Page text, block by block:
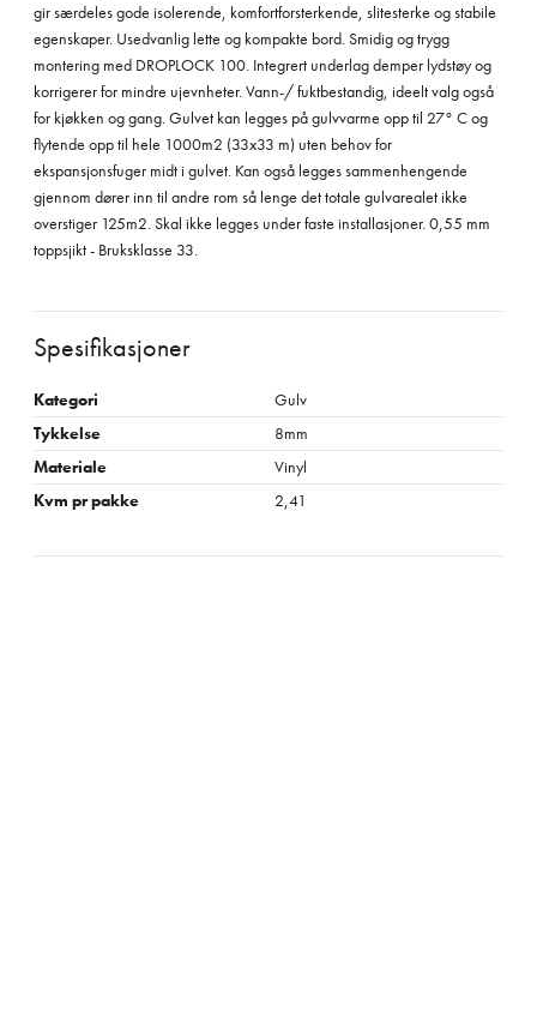
gir særdeles gode isolerende, komfortforsterkende, slitesterke og stabile
egenskaper. Usedvanlig lette og kompakte bord. Smidig og trygg
montering med DROPLOCK 100. Integrert underlag demper lydstøy og
korrigerer for mindre ujevnheter. Vann-/ fuktbestandig, ideelt valg også
for kjøkken og gang. Gulvet kan legges på gulvvarme opp til 27° C og
flytende opp til hele 1000m2 (33x33 m) uten behov for
ekspansjonsfuger midt i gulvet. Kan også legges sammenhengende
gjennom dører inn til andre rom så lenge det totale gulvarealet ikke
overstiger 125m2. Skal ikke legges under faste installasjoner. 0,55 mm
toppsjikt - Bruksklasse 33.
Spesifikasjoner
Kategori
Gulv
Tykkelse
8mm
Materiale
Vinyl
Kvm pr pakke
2,41